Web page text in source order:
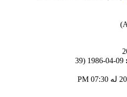
09-04-1986 (39